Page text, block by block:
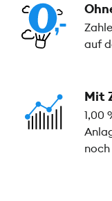
auf
Mit
1,00
noch